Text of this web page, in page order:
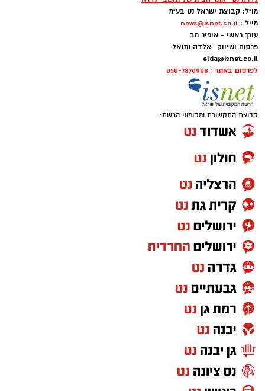
מו"ל: קבוצת ישראל נט בע"מ
מייל : news@isnet.co.il
עורך ראשי - אופיר מב
פרסום ושיווק- אלדה נתנאל
elda@isnet.co.il
לפרסום באתר : 050-7870908
קבוצת התקשורת ומקומוני הרשת: